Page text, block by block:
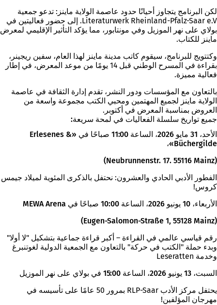
لكن البرنامج يتجاوز أحيانًا حدود عاصمة الولاية ماينز: تدعو جمعية
Literaturwerk Rheinland-Pfalz-Saar e.V. إلى حضور فعاليتين في
بولاي على نهر الموزيل وفي مونتابور، مما يؤكد التأثير الإقليمي لمعرض
ماينز للكتاب.
وكتتويج للبرنامج، سيقوم كاتب مدينة ماينز لهذا العام، سفين ريجينر،
بقراءة في المسرح الوطني قبل 14 يومًا من موعد المعرض، في إطار
فعالية مميزة.
بالتعاون مع المؤسسات ودور النشر، تقدم إدارة الثقافة في عاصمة
الولاية ماينز لجميع المهتمين ومحبي الكتب مجموعة واسعة من
العروض بمناسبة المعرض في أكتوبر.
جميع تواريخ سلسلة الفعاليات في لمحة سريعة:
الأحد، 31 مايو 2026، الساعة 11:00 صباحًا في «Erlesenes &
Büchergilde»،
(Neubrunnenstr. 17. 55116 Mainz)
الفطور الأدبي الحادي والعشرون: نحتفل بالذكرى المئوية لميلاد جيمس
كروس!
الأربعاء، 10 يونيو 2026، الساعة 10:00 صباحًا في MEWA Arena
(Eugen-Salomon-Straße 1, 55128 Mainz)
رقم قياسي عالمي في القراءة – أكبر قراءة جماعية بتشكيل "لا أولا"
وبدء حملة "الكتب في حركة" بالتعاون مع الجمعية الدولية لغوتنبرغ
وخدمة Leseratten
السبت، 13 يونيو 2026، الساعة 15:00 في بولاي على نهر الموزيل
يحتفل مركز الأدب RLP-Saar بمرور 50 عامًا على تأسيسه في
مهرجان المؤلفين!